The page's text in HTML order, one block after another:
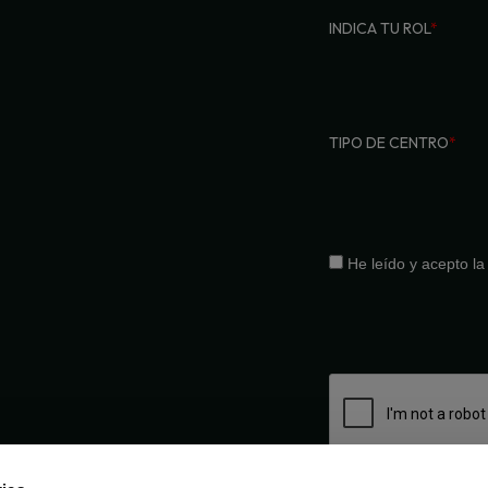
INDICA TU ROL*
TIPO DE CENTRO*
He leído y acepto la